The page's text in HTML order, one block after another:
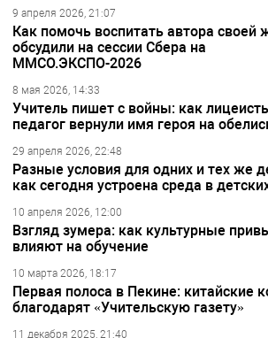
9 апреля 2026, 21:07
Как помочь воспитать автора своей
обсудили на сессии Сбера на
ММСО.ЭКСПО-2026
8 мая 2026, 14:33
Учитель пишет с войны: как
педагог вернули имя героя на
29 апреля 2026, 22:48
Разные условия для одних и тех же
как сегодня устроена среда в
10 апреля 2026, 12:00
Взгляд зумера: как культурные
влияют на обучение
10 марта 2026, 18:17
Первая полоса в Пекине: китайские
благодарят «Учительскую газету»
11 декабря 2025, 21:40